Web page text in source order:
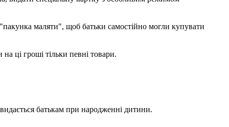
маляти", щоб батьки самостійно могли купувати
ці гроші тільки певні товари.
батькам при народженні дитини.